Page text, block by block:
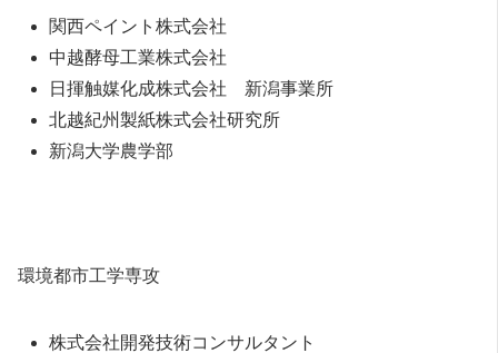
関西ペイント株式会社
中越酵母工業株式会社
日揮触媒化成株式会社 新潟事業所
北越紀州製紙株式会社研究所
新潟大学農学部
環境都市工学専攻
株式会社開発技術コンサルタント